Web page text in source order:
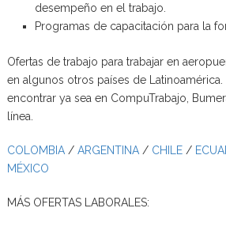
desempeño en el trabajo.
Programas de capacitación para la
Ofertas de trabajo para trabajar en
en algunos otros países de
encontrar ya sea en CompuTrabajo,
línea.
COLOMBIA/ ARGENTINA/ CHILE/
MÉXICO
MÁS OFERTAS LABORALES: